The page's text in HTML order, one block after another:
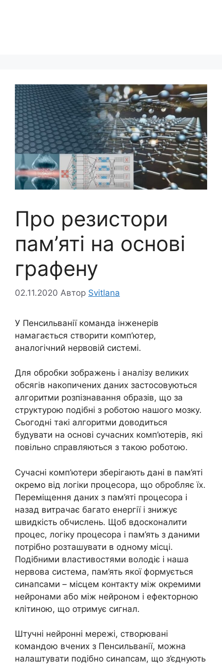
Про резистори
пам’яті на основі
графену
02.11.2020 Автор Svitlana
У Пенсильванії команда інженерів
намагається створити комп’ютер,
аналогічний нервовій системі.
Для обробки зображень і аналізу великих
обсягів накопичених даних застосовуються
алгоритми розпізнавання образів, що за
структурою подібні з роботою нашого мозку.
Сьогодні такі алгоритми доводиться
будувати на основі сучасних комп’ютерів, які
повільно справляються з такою роботою.
Сучасні комп’ютери зберігають дані в пам’яті
окремо від логіки процесора, що обробляє їх.
Переміщення даних з пам’яті процесора і
назад витрачає багато енергії і знижує
швидкість обчислень. Щоб вдосконалити
процес, логіку процесора і пам’ять з даними
потрібно розташувати в одному місці.
Подібними властивостями володіє і наша
нервова система, пам’ять якої формується
синапсами – місцем контакту між окремими
нейронами або між нейроном і ефекторною
клітиною, що отримує сигнал.
Штучні нейронні мережі, створювані
командою вчених з Пенсильванії, можна
налаштувати подібно синапсам, що з’єднують